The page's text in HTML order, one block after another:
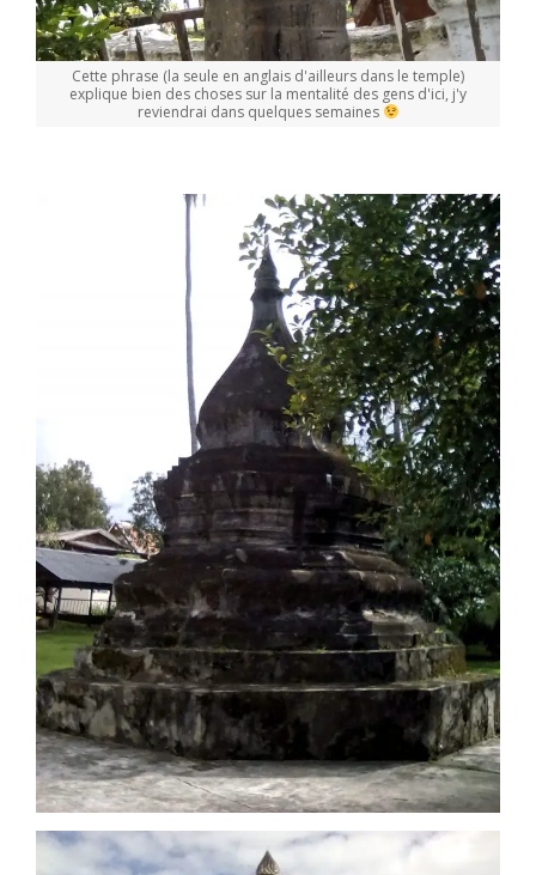
Cette phrase (la seule en anglais d'ailleurs dans le temple)
explique bien des choses sur la mentalité des gens d'ici, j'y
reviendrai dans quelques semaines